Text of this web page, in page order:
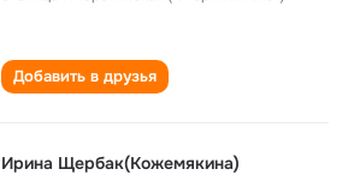
Добавить в друзья
Ирина Щербак(Кожемякина)